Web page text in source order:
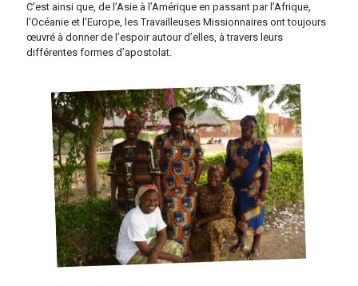
C’est ainsi que, de l’Asie à l’Amérique en passant par l’Afrique,
l’Océanie et l’Europe, les Travailleuses Missionnaires ont toujours
œuvré à donner de l’espoir autour d’elles, à travers leurs
différentes formes d’apostolat.